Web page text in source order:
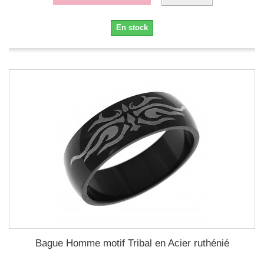
En stock
Bague Homme motif Tribal en Acier ruthénié